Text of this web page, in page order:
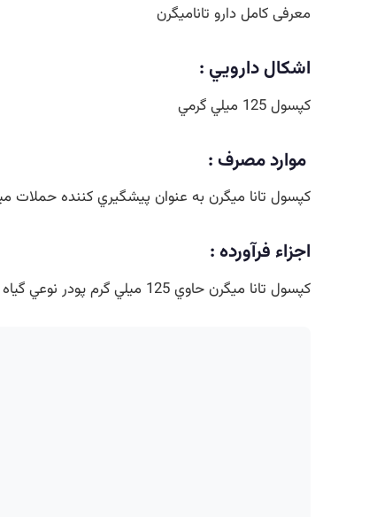
معرفی کامل دارو تانامیگرن
اشکال دارويي :
کپسول 125 ميلي گرمي
موارد مصرف :
کپسول تانا ميگرن به عنوان پيشگيري کننده حملات
اجزاء فرآورده :
کپسول تانا ميگرن حاوي 125 ميلي گرم پودر نوعي گياه داودي معادل حداقل 0/2% پارتنوليد مي باشد .